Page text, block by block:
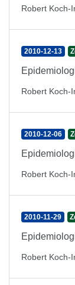
Robert Koch-
2010-12-13
Robert Koch-
2010-12-06
Robert Koch-
2010-11-29
Robert Koch-